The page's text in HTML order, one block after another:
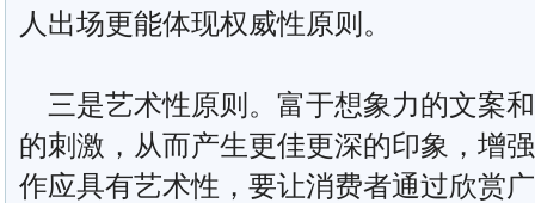
人出场更能体现权威性原则。
三是艺术性原则。富于想象力的文案
的刺激，从而产生更佳更深的印象，增
作应具有艺术性，要让消费者通过欣赏